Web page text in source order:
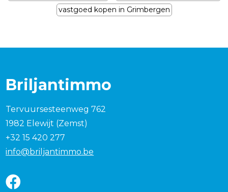
vastgoed kopen in Grimbergen
Briljantimmo
Tervuursesteenweg 762
1982 Elewijt (Zemst)
+32 15 420 277
info@briljantimmo.be